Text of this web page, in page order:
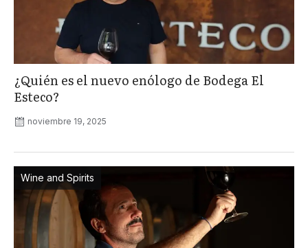
¿Quién es el nuevo enólogo de Bodega El
Esteco?
noviembre 19, 2025
Wine and Spirits